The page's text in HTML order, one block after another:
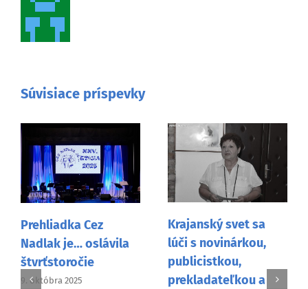
Súvisiace príspevky
Prehliadka Cez
Nadlak je… oslávila
štvrťstoročie
9. októbra 2025
Krajanský svet sa
lúči s novinárkou,
publicistkou,
prekladateľkou a